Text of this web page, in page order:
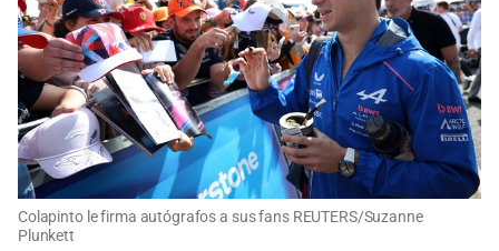
Colapinto le firma autógrafos a sus fans REUTERS/Suzanne
Plunkett